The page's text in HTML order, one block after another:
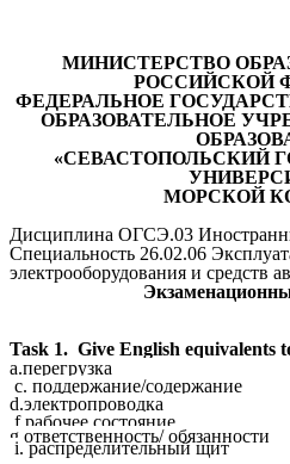
МИНИСТЕРСТВО
РОССИЙСКОЙ
ФЕДЕРАЛЬНОЕ
ОБРАЗОВАТЕЛЬНОЕ
«СЕВАСТОПОЛЬСКИЙ
МОРСКОЙ
Дисциплина ОГСЭ.03
Специальность 26.02.06
электрооборудования и средств
Task 1. Give English equivalents
a.перегрузка
c. поддержание/содержание
f.рабочее состояние
g.ответственность/
i.распределительный щит